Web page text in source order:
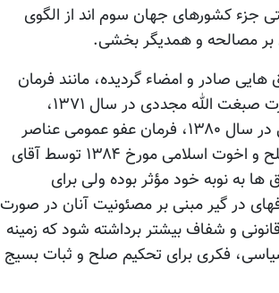
جزء کشورهای جهان سوم اند از الگوی
بر مصالحه و همدیگر بخشی.
صادر و امضاء گردیده، مانند فرمان
عفو عمومی در زمان حکومت مؤقت مجاهدین به رهبری حضرت صبغت الله مجددی در سال ۱۳۷۱،
معاهده بن مبنی بر آشتی و با همی تمامی جناح های سیاسی در سال ۱۳۸۰، فرمان عفو عمومی عناصر
معارض طالبان مؤرخ ۱۳۸۲، فرمان ایجاد کمیسیون تحکیم صلح و اخوت اسلامی مورخ ۱۳۸۴ توسط آقای
به نوبه خود مؤثر بوده ولی برای
در گیر مبنی بر مصئونیت آنان در صورت
و شفاف بیشتر برداشته شود که زمینه
فکری برای تحکیم صلح و ثبات بسیج